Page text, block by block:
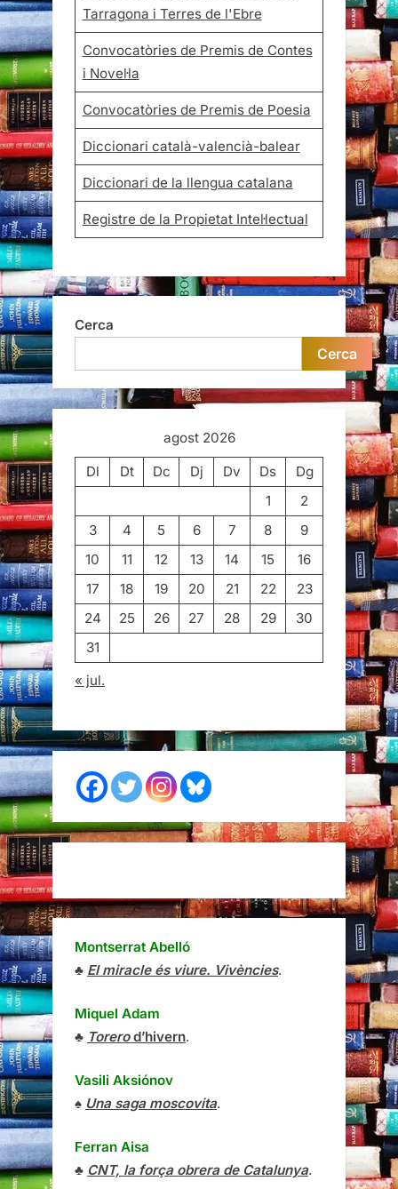
Tarragona i Terres de l'Ebre
Convocatòries de Premis de Contes
i Novel·la
Convocatòries de Premis de Poesia
Diccionari català-valencià-balear
Diccionari de la llengua catalana
Registre de la Propietat Intel·lectual
Cerca
Cerca
agost 2026
Dl
Dt Dc Dj Dv Ds
Dg
1
2
3
4 5 6 7 8
9
10
11 12 13 14 15
16
17
18 19 20 21 22
23
24
25 26 27 28 29
30
31
« jul.
Montserrat Abelló
♣ El miracle és viure. Vivències.
Miquel Adam
♣ Torerod’hivern.
Vasili Aksiónov
♠ Una saga moscovita.
Ferran Aisa
♣ CNT, la força obrera de Catalunya.